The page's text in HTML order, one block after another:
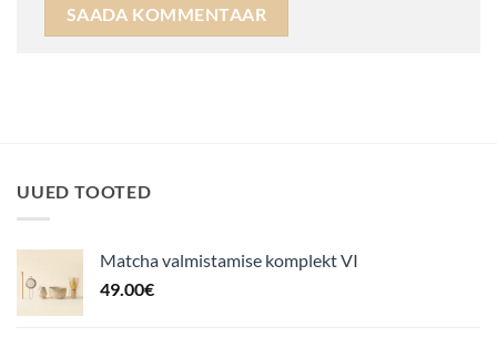
UUED TOOTED
Matcha valmistamise komplekt VI
49.00€